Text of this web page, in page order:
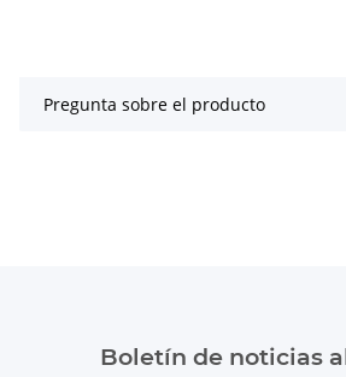
Pregunta sobre el producto
Boletín de noticias